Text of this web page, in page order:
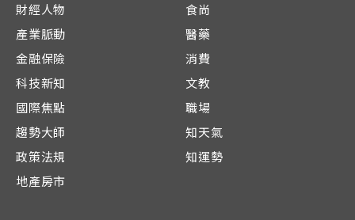
財經人物
產業脈動
金融保險
科技新知
國際焦點
趨勢大師
政策法規
地產房市
食尚
醫藥
消費
文教
職場
知天氣
知運勢